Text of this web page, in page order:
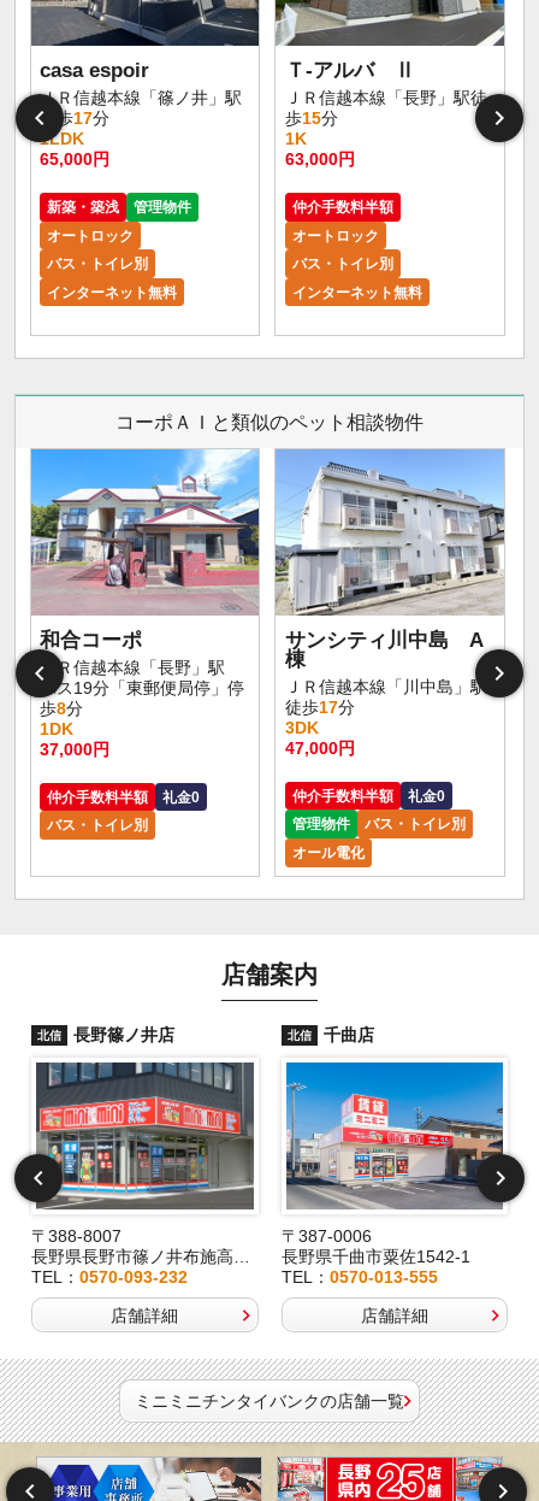
casa espoir
ＪＲ信越本線「篠ノ井」駅
徒歩17分
1LDK
65,000円
新築・築浅
管理物件
オートロック
バス・トイレ別
インターネット無料
Ｔ-アルバ Ⅱ
ＪＲ信越本線「長野」駅徒
歩15分
1K
63,000円
仲介手数料半額
オートロック
バス・トイレ別
インターネット無料
コーポＡＩと類似のペット相談物件
和合コーポ
ＪＲ信越本線「長野」駅
バス19分「東郵便局停」停
歩8分
1DK
37,000円
仲介手数料半額
礼金0
バス・トイレ別
サンシティ川中島 A
棟
ＪＲ信越本線「川中島」駅
徒歩17分
3DK
47,000円
仲介手数料半額
礼金0
管理物件
バス・トイレ別
オール電化
店舗案内
北信 長野篠ノ井店
〒388-8007
長野県長野市篠ノ井布施高田407-8
TEL：0570-093-232
店舗詳細
北信 千曲店
〒387-0006
長野県千曲市粟佐1542-1
TEL： 0570-013-555
店舗詳細
ミニミニチンタイバンクの店舗一覧